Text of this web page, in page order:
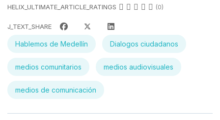
HELIX_ULTIMATE_ARTICLE_RATINGS (0)
J_TEXT_SHARE
Hablemos de Medellín Dialogos ciudadanos
medios comunitarios medios audiovisuales
medios de comunicación